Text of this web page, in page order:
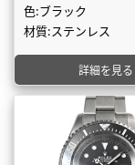
色:ブラック
材質:ステンレス
詳細を見る